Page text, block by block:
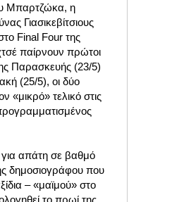
Μπαρτζώκα, η
Γιασικεβίτσιους
Final Four της
παίρνουν πρώτοι
Παρασκευής (23/5)
(25/5), οι δύο
«μικρό» τελικό στις
απάτη σε βαθμό
δημοσιογράφου που
– «μαϊμού» στο